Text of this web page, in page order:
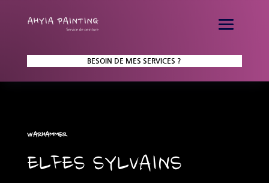
BESOIN DE MES SERVICES ?
WARHAMMER
ELFES SYLVAINS